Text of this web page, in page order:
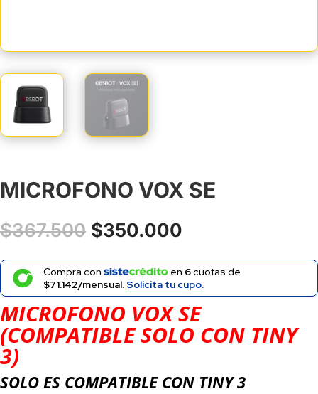
MICROFONO VOX SE
$367.500 El
precio
original
era:
$367.500.
$350.000
actual
es:
$350.000.
Compra con en 6cuotas de
$71.142/mensual.Solicita tu cupo.
MICROFONO VOX SE
(COMPATIBLE SOLO CON TINY
3)
SOLO ES COMPATIBLE CON TINY 3